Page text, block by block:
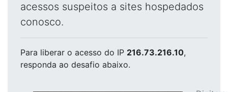
acessos suspeitos a sites hospedados
conosco.
Para liberar o acesso do IP 216.73.216.10,
responda ao desafio abaixo.